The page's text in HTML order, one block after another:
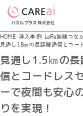
製品を探す
製品を探す
LoRa無線つながる
導入事例
HOME 導入事例 LoRa無線つな
見通し1.5㎞の長距離通信とコー
見通し1.5㎞の長
信とコードレス
ーで夜間も安心
りを実現！